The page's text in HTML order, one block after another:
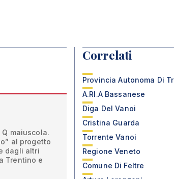
maiuscola.
al progetto
dagli altri
Trentino e
Correlati
Provincia Autonoma Di
A.RI.A Bassanese
Diga Del Vanoi
Cristina Guarda
Torrente Vanoi
Regione Veneto
Comune Di Feltre